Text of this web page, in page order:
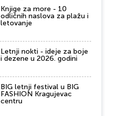
Knjige za more - 10
odličnih naslova za plažu i
letovanje
Letnji nokti - ideje za boje
i dezene u 2026. godini
BIG letnji festival u BIG
FASHION Kragujevac
centru